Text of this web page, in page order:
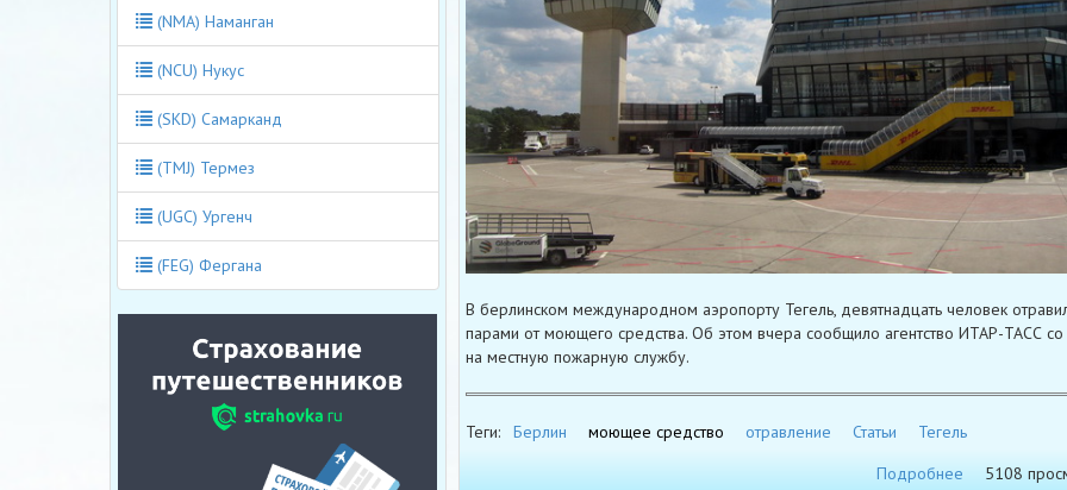
В берлинском международном аэропорту Тегель, девятнадцать человек
парами от моющего средства. Об этом вчера сообщило агентство ИТАР-ТАСС со
на местную пожарную службу.
Теги: Берлин моющее средство отравление Статьи
Тегель
Подробнее
5108
(NMA) Наманган
(NCU) Нукус
(SKD) Самарканд
(TMJ) Термез
(UGC) Ургенч
(FEG) Фергана